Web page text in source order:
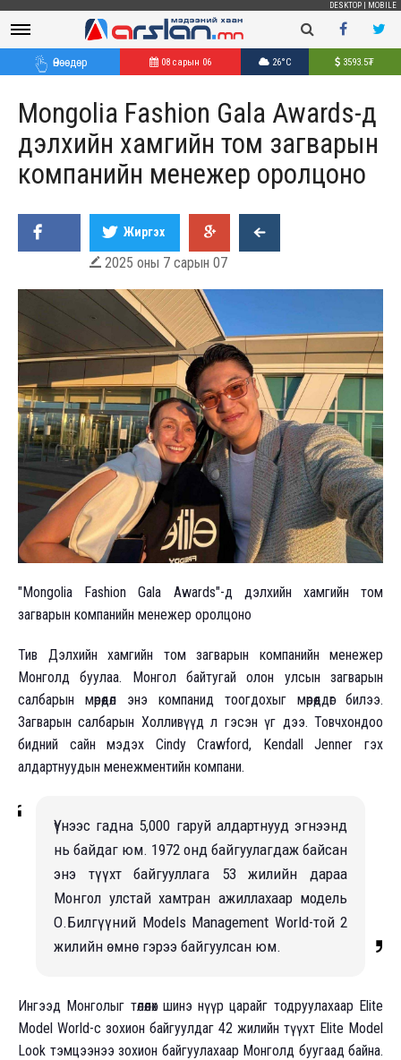
DESKTOP MOBILE
Өнөөдөр 08 сарын 06 26°C 3593.5₮
Mongolia Fashion Gala Awards-д
дэлхийн хамгийн том загварын
компанийн мeнeжeр оролцоно
Жиргэх
 2025 оны 7 сарын 07
"Mongolia Fashion Gala Awards"-д дэлхийн хамгийн том
загварын компанийн мeнeжeр оролцоно
Тив Дэлхийн хамгийн том загварын компанийн менежер
Монголд буулаа. Монгол байтугай олон улсын загварын
салбарын мөрөөдөл энэ компанид тоогдохыг мөрөөддөг билээ.
Загварын салбарын Холливүүд л гэсэн үг дээ. Товчхондоо
бидний сайн мэдэх Cindy Crawford, Kendall Jenner гэх
алдартнуудын менежментийн компани.
Үүнээс гадна 5,000 гаруй алдартнууд эгнээнд
нь байдаг юм. 1972 онд байгуулагдаж байсан
энэ түүхт байгууллага 53 жилийн дараа
Монгол улстай хамтран ажиллахаар модeль
О.Билгүүний Models Management World-той 2
жилийн өмнө гэрээ байгуулсан юм.
Ингээд Монголыг төлөөлөх шинэ нүүр царайг тодруулахаар Elite
Model World-с зохион байгуулдаг 42 жилийн түүхт Elite Model
Look тэмцээнээ зохион байгуулахаар Монголд буугаад байна.